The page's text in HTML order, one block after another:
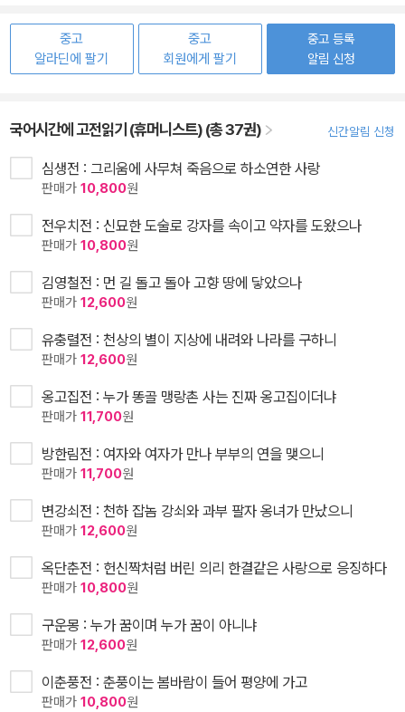
중고
알라딘에 팔기
중고
회원에게 팔기
중고 등록
알림 신청
국어시간에 고전읽기 (휴머니스트) (총 37권) 신간알림 신청
심생전 : 그리움에 사무쳐 죽음으로 하소연한 사랑
판매가 10,800원
전우치전 : 신묘한 도술로 강자를 속이고 약자를 도왔으나
판매가 10,800원
김영철전 : 먼 길 돌고 돌아 고향 땅에 닿았으나
판매가 12,600원
유충렬전 : 천상의 별이 지상에 내려와 나라를 구하니
판매가 12,600원
옹고집전 : 누가 똥골 맹랑촌 사는 진짜 옹고집이더냐
판매가 11,700원
방한림전 : 여자와 여자가 만나 부부의 연을 맺으니
판매가 11,700원
변강쇠전 : 천하 잡놈 강쇠와 과부 팔자 옹녀가 만났으니
판매가 12,600원
옥단춘전 : 헌신짝처럼 버린 의리 한결같은 사랑으로 응징하다
판매가 10,800원
구운몽 : 누가 꿈이며 누가 꿈이 아니냐
판매가 12,600원
이춘풍전 : 춘풍이는 봄바람이 들어 평양에 가고
판매가 10,800원